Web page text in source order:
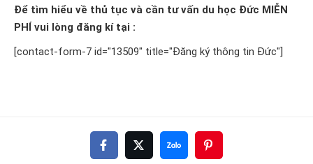
Để tìm hiểu về thủ tục và cần tư vấn du học Đức MIỄN
PHÍ vui lòng đăng kí tại :
[contact-form-7 id="13509" title="Đăng ký thông tin Đức"]